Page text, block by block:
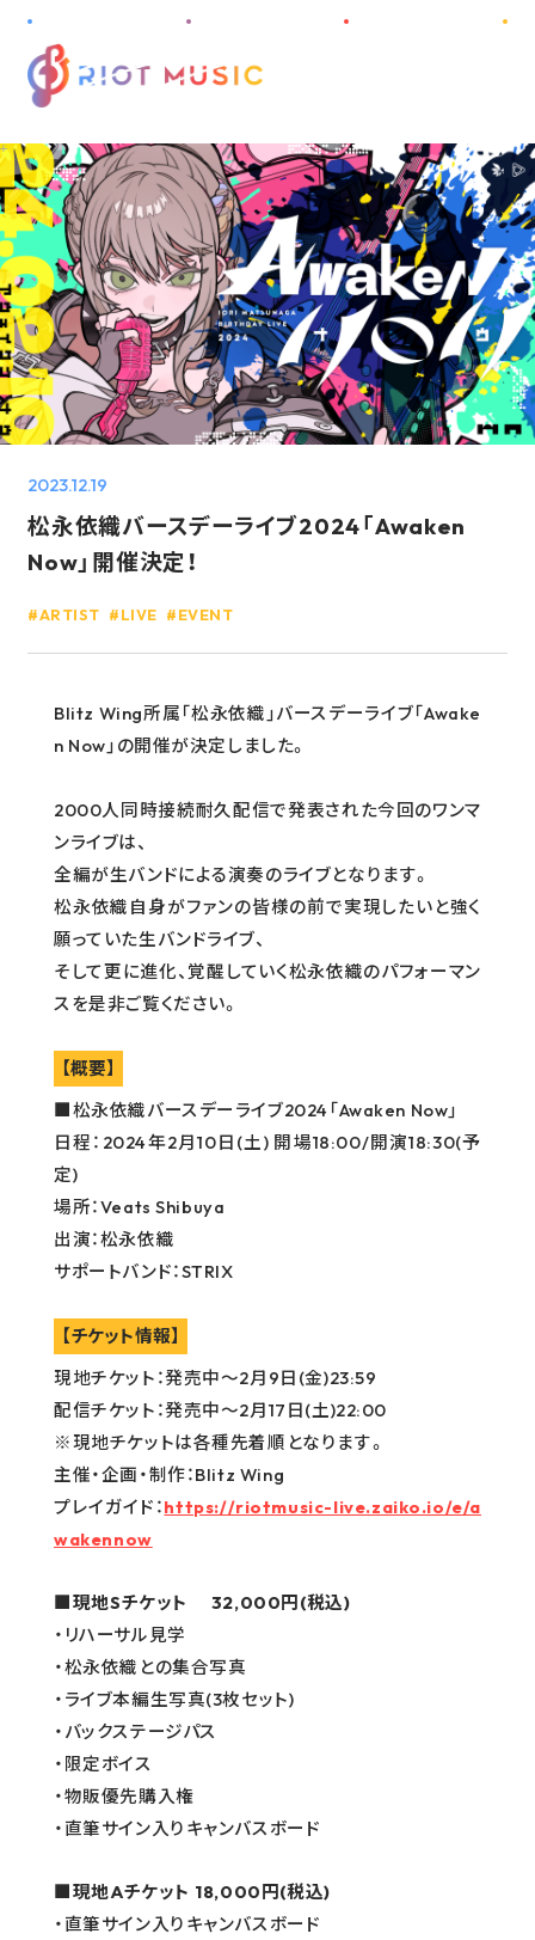
HOME
ABOUT
INFORMATION
PROJECT
ARTIST
AUDITION
GOODS
RECRUIT
GUIDELINE
INFORMATION SECURITY POLICY
2023.12.19
ARTIST LIVE EVENT
松永依織バースデーライブ2024「Awaken
Now」開催決定！
Blitz Wing所属「松永依織」バースデーライブ「Awake
n Now」の開催が決定しました。
2000人同時接続耐久配信で発表された今回のワンマ
ンライブは、
全編が生バンドによる演奏のライブとなります。
松永依織自身がファンの皆様の前で実現したいと強く
願っていた生バンドライブ、
そして更に進化、覚醒していく松永依織のパフォーマン
スを是非ご覧ください。
【概要】
■松永依織バースデーライブ2024「Awaken Now」
日程：2024年2月10日(土) 開場18:00/開演18:30(予
定)
場所：Veats Shibuya
出演：松永依織
サポートバンド：STRIX
【チケット情報】
現地チケット：発売中〜2月9日(金)23:59
配信チケット：発売中～2月17日(土)22:00
※現地チケットは各種先着順となります。
主催・企画・制作：Blitz Wing
プレイガイド：https://riotmusic-live.zaiko.io/e/a
wakennow
■現地Sチケット 32,000円(税込)
・リハーサル見学
・松永依織との集合写真
・ライブ本編生写真(3枚セット)
・バックステージパス
・限定ボイス
・物販優先購入権
・直筆サイン入りキャンバスボード
■現地Aチケット 18,000円(税込)
・直筆サイン入りキャンバスボード